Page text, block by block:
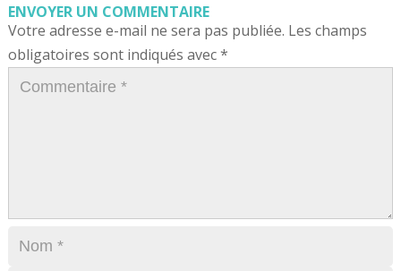
ENVOYER UN COMMENTAIRE
Votre adresse e-mail ne sera pas publiée. Les champs
obligatoires sont indiqués avec*